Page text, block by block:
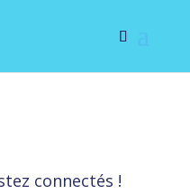
connectés !